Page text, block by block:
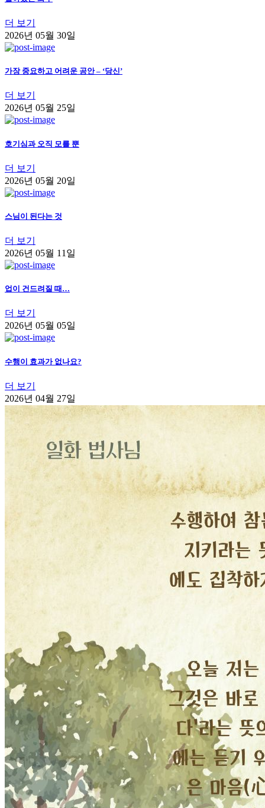
더 보기
2026년 05월 30일
가장 중요하고 어려운 공안 – ‘당신’
더 보기
2026년 05월 25일
호기심과 오직 모를 뿐
더 보기
2026년 05월 20일
스님이 된다는 것
더 보기
2026년 05월 11일
업이 건드려질 때…
더 보기
2026년 05월 05일
수행이 효과가 없나요?
더 보기
2026년 04월 27일